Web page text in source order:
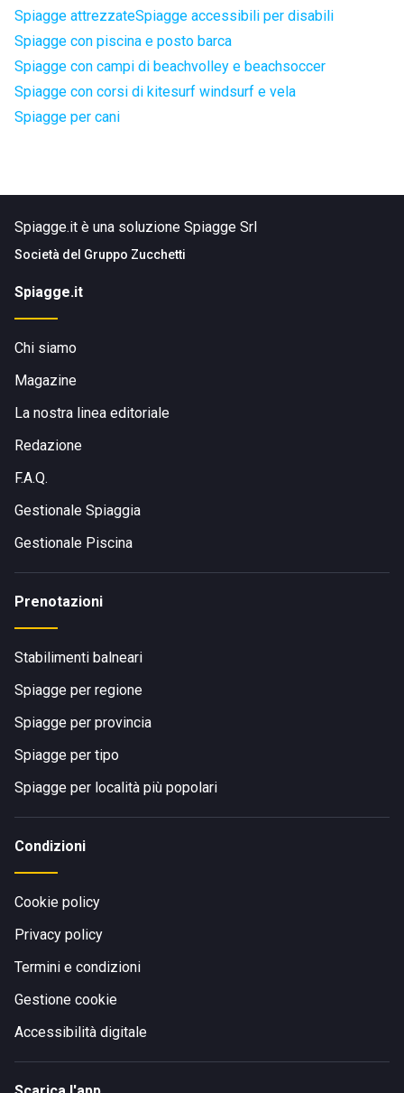
Spiagge attrezzateSpiagge accessibili per disabili
Spiagge con piscina e posto barca
Spiagge con campi di beachvolley e beachsoccer
Spiagge con corsi di kitesurf windsurf e vela
Spiagge per cani
Spiagge.it è una soluzione Spiagge Srl
Società del Gruppo Zucchetti
Spiagge.it
Chi siamo
Magazine
La nostra linea editoriale
Redazione
F.A.Q.
Gestionale Spiaggia
Gestionale Piscina
Prenotazioni
Stabilimenti balneari
Spiagge per regione
Spiagge per provincia
Spiagge per tipo
Spiagge per località più popolari
Condizioni
Cookie policy
Privacy policy
Termini e condizioni
Gestione cookie
Accessibilità digitale